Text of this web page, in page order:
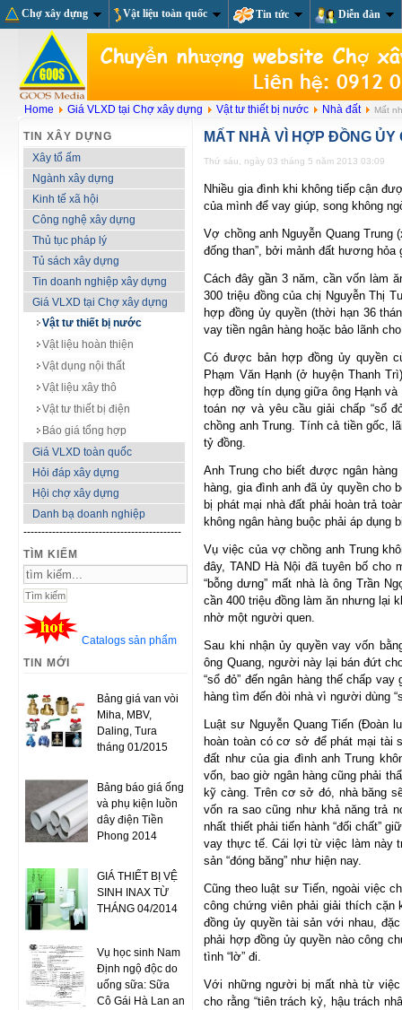
Chợ xây dựng Vật liệu toàn quốc Tin tức Diễn đàn
Home Giá VLXD tại Chợ xây dựng Vật tư thiết bị nước Nhà đất Mất
TIN XÂY DỰNG
Xây tổ ấm
Ngành xây dựng
Kinh tế xã hội
Công nghệ xây dựng
Thủ tục pháp lý
Tủ sách xây dựng
Tin doanh nghiệp xây dựng
Giá VLXD tại Chợ xây dựng
Vật tư thiết bị nước
Vật liệu hoàn thiện
Vật dụng nội thất
Vật liệu xây thô
Vật tư thiết bị điện
Báo giá tổng hợp
Giá VLXD toàn quốc
Hỏi đáp xây dựng
Hội chợ xây dựng
Danh bạ doanh nghiệp
--------------------------------------------
TÌM KIẾM
Catalogs sản phẩm
TIN MỚI
Bảng giá van vòi
Miha, MBV,
Daling, Tura
tháng 01/2015
Bảng báo giá ống
và phụ kiện luồn
dây điện Tiền
Phong 2014
GIÁ THIẾT BỊ VỆ
SINH INAX TỪ
THÁNG 04/2014
Vụ học sinh Nam
Định ngộ độc do
uống sữa: Sữa
Cô Gái Hà Lan an
MẤT NHÀ VÌ HỢP ĐỒNG ỦY
Thứ sáu, ngày 03 tháng 5 năm 2013 03:09
Nhiều gia đình khi không tiếp cận
của mình để vay giúp, song không
Vợ chồng anh Nguyễn Quang
đống than”, bởi mảnh đất hương
Cách đây gần 3 năm, cần vốn làm
300 triệu đồng của chị Nguyễn Thị
hợp đồng ủy quyền (thời hạn 36
vay tiền ngân hàng hoặc bảo lãnh
Có được bản hợp đồng ủy quyền
Phạm Văn Hạnh (ở huyện Thanh
hợp đồng tín dụng giữa ông Hạnh
toán nợ và yêu cầu giải chấp “sổ
chồng anh Trung. Tính cả tiền gốc,
tỷ đồng.
Anh Trung cho biết được ngân
hàng, gia đình anh đã ủy quyền cho
bị phát mại nhà đất phải hoàn trả
không ngân hàng buộc phải áp dụng
Vụ việc của vợ chồng anh Trung
đây, TAND Hà Nội đã tuyên bố cho
“bỗng dưng” mất nhà là ông Trần
cần 400 triệu đồng làm ăn nhưng lại
nhờ một người quen.
Sau khi nhận ủy quyền vay vốn
ông Quang, người này lại bán đứt
“sổ đỏ” đến ngân hàng thế chấp
hàng tìm đến đòi nhà vì người dùng
Luật sư Nguyễn Quang Tiến (Đoàn
hoàn toàn có cơ sở để phát mại tài
đất như của gia đình anh Trung
vốn, bao giờ ngân hàng cũng phải
kỹ càng. Trên cơ sở đó, nhà băng
vốn ra sao cũng như khả năng trả
nhất thiết phải tiến hành “đối chất”
vay thực tế. Cái lợi từ việc làm này
sản “đóng băng” như hiện nay.
Cũng theo luật sư Tiến, ngoài việc
công chứng viên phải giải thích
đồng ủy quyền tài sản với nhau,
phải hợp đồng ủy quyền nào công
tình “lờ” đi.
Với những người bị mất nhà từ
cho rằng “tiên trách kỷ, hậu trách